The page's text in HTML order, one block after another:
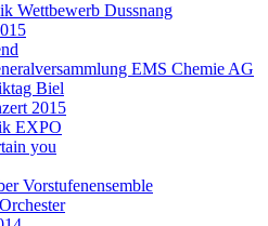
Wettbewerb Dussnang
EMS Chemie AG
Biel
2015
EXPO
you
Vorstufenensemble